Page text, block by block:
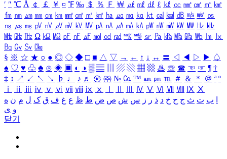
′ ″ ℃ Å ￠ ￡ ￥ ¤ ℉ ‰ ＄ ％ Ｆ ￦ ㎕ ㎖ ㎗ ℓ ㎘ ㏄ ㎣ ㎤ ㎥ ㎦
㎙ ㎚ ㎛ ㎜ ㎝ ㎞ ㎟ ㎠ ㎡ ㎢ ㏊ ㎍ ㎎ ㎏ ㏏ ㎈ ㎉ ㏈ ㎧ ㎨ ㎰
㎱ ㎲ ㎳ ㎴ ㎵ ㎶ ㎷ ㎸ ㎹ ㎀ ㎁ ㎂ ㎃ ㎄ ㎺ ㎻ ㎽ ㎾ ㎿ ㎐ ㎑
㎒ ㎓ ㎔ Ω ㏀ ㏁ ㎊ ㎋ ㎌ ㏖ ㏅ ㎭ ㎮ ㎯ ㏛ ㎩ ㎪ ㎫ ㎬ ㏝ ㏐
㏓
㏃ ㏉ ㏜ ㏆
§ ※ ☆ ★ ○ ● ◎ ◇ ◆ □ ■ △ ▽ → ← ↑ ↓ ↔ 〓 ◁ ◀ ▷ ▶ ♤
♠ ♡ ♥ ♧ ♣ ⊙ ◈ ▣ ◐ ◑ ▒ ▤ ▨ ▧ ▦ ▩ ♨ ☏ ☎ ☜ ☞ ¶ †
‡ ↕ ↗ ↙ ↖ ↘ ♭ ♩ ♪ ♬ ㉿ ㈜ № ㏇ ™ ㏂ ㏘ ℡ ＃ ＆ ＊ ＠ ª º
ⅰ
ⅱ ⅲ ⅳ ⅴ ⅵ ⅶ ⅷ ⅸ ⅹ Ⅳ Ⅴ Ⅵ Ⅶ Ⅷ Ⅸ Ⅹ
ب ت ث ج ح خ د ذ ر ز س ش ص ض ط ظ ع غ ف ق ک ل م ن ه
و ی
닫기